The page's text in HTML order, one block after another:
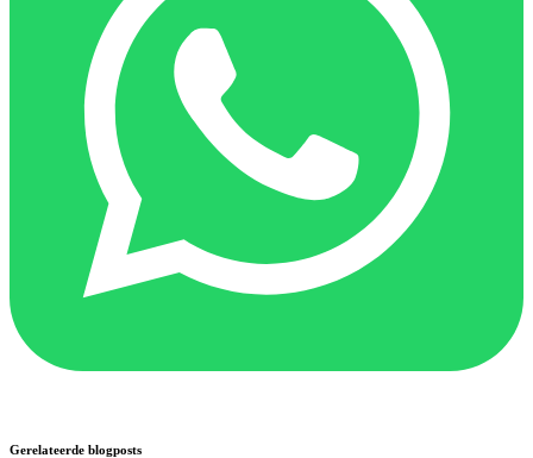
Gerelateerde blogposts